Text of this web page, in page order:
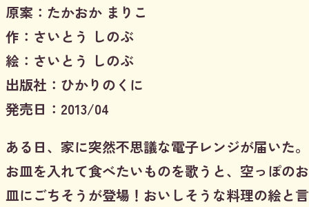
原案：たかおか まりこ
作：さいとう しのぶ
絵：さいとう しのぶ
出版社：ひかりのくに
発売日：2013/04
ある日、家に突然不思議な電子レンジが届いた。
お皿を入れて食べたいものを歌うと、空っぽのお
皿にごちそうが登場！おいしそうな料理の絵と言